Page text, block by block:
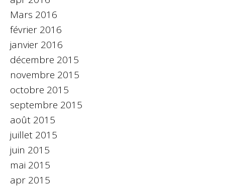
Mars 2016
février 2016
janvier 2016
décembre 2015
novembre 2015
octobre 2015
septembre 2015
août 2015
juillet 2015
juin 2015
mai 2015
apr 2015